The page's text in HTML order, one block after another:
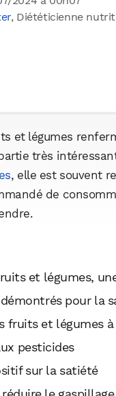
, Diététicienne
et légumes
très
, elle est souvent
de
et légumes,
pour la
fruits et légumes
pesticides
sur la satiété